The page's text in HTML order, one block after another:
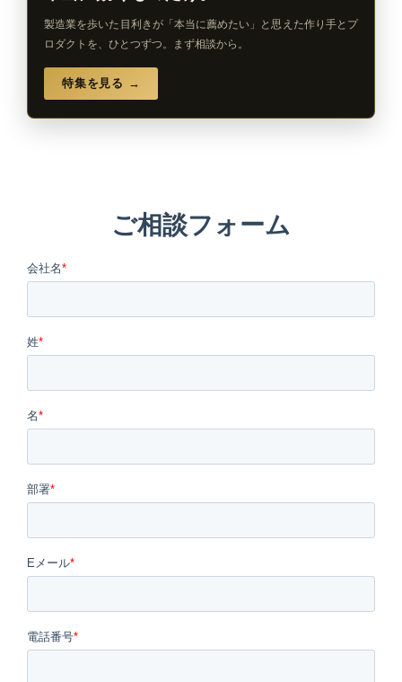
製造業を歩いた目利きが「本当に薦めたい」と思えた作り手とプ
ロダクトを、ひとつずつ。まず相談から。
特集を見る →